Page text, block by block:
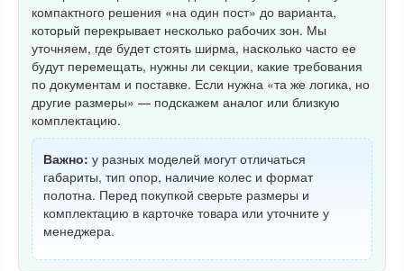
компактного решения «на один пост» до варианта,
который перекрывает несколько рабочих зон. Мы
уточняем, где будет стоять ширма, насколько часто ее
будут перемещать, нужны ли секции, какие требования
по документам и поставке. Если нужна «та же логика, но
другие размеры» — подскажем аналог или близкую
комплектацию.
Важно: у разных моделей могут отличаться
габариты, тип опор, наличие колес и формат
полотна. Перед покупкой сверьте размеры и
комплектацию в карточке товара или уточните у
менеджера.